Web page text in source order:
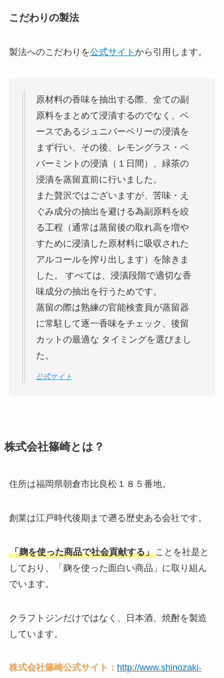
こだわりの製法
製法へのこだわりを公式サイト から引用します。
原材料の香味を抽出する際、全ての副
原料をまとめて浸漬するのでなく、ベ
ースであるジュニパーベリーの浸漬を
まず行い、その後、レモングラス・ペ
パーミントの浸漬（１日間）、緑茶の
浸漬を蒸留直前に行いました。
また贅沢ではございますが、苦味・え
ぐみ成分の抽出を避ける為副原料を絞
る工程（通常は蒸留後の取れ高を増や
すために浸漬した原材料に吸収された
アルコールを搾り出します）を除きま
した。 すべては、浸漬段階で適切な香
味成分の抽出を行うためです。
蒸留の際は熟練の官能検査員が蒸留器
に常駐して逐一香味をチェック、後留
カットの最適な タイミングを選びまし
た。
公式サイト
株式会社篠崎とは？
住所は福岡県朝倉市比良松１８５番地。
創業は江戸時代後期まで遡る歴史ある会社です。
「麹を使った商品で社会貢献する」ことを社是と
しており、「麹を使った面白い商品」に取り組ん
でいます。
クラフトジンだけではなく、日本酒、焼酎を製造
しています。
株式会社篠崎公式サイト： http://www.shinozaki-